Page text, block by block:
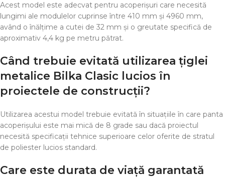
Acest model este adecvat pentru acoperișuri care necesită
lungimi ale modulelor cuprinse între 410 mm și 4960 mm,
având o înălțime a cutei de 32 mm și o greutate specifică de
aproximativ 4,4 kg pe metru pătrat.
Când trebuie evitată utilizarea țiglei
metalice Bilka Clasic lucios în
proiectele de construcții?
Utilizarea acestui model trebuie evitată în situațiile în care panta
acoperișului este mai mică de 8 grade sau dacă proiectul
necesită specificații tehnice superioare celor oferite de stratul
de poliester lucios standard.
Care este durata de viață garantată